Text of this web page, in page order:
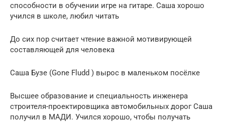
способности в обучении игре на гитаре. Саша хорошо
учился в школе, любил читать
До сих пор считает чтение важной мотивирующей
составляющей для человека
Саша Бузе (Gone Fludd ) вырос в маленьком посёлке
Высшее образование и специальность инженера
строителя-проектировщика автомобильных дорог Саша
получил в МАДИ. Учился хорошо, чтобы получать